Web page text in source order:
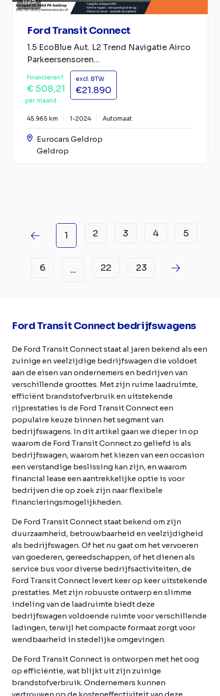
Ford Transit Connect
1.5 EcoBlue Aut. L2 Trend Navigatie Airco
Parkeersensoren...
Financieren?
€ 508,21
per maand
excl. BTW
€21.890
45.965 km 1-2024 Automaat
Eurocars Geldrop
Geldrop
1 2 3 4 5
6 ... 22 23
Ford Transit Connect bedrijfswagens
De Ford Transit Connect staat al jaren bekend als een
zuinige en veelzijdige bedrijfswagen die voldoet
aan de eisen van ondernemers en bedrijven van
verschillende groottes. Met zijn ruime laadruimte,
efficiënt brandstofverbruik en uitstekende
rijprestaties is de Ford Transit Connect een
populaire keuze binnen het segment van
bedrijfswagens. In dit artikel gaan we dieper in op
waarom de Ford Transit Connect zo geliefd is als
bedrijfswagen, waarom het kiezen van een occasion
een verstandige beslissing kan zijn, en waarom
financial lease een aantrekkelijke optie is voor
bedrijven die op zoek zijn naar flexibele
financieringsmogelijkheden.
De Ford Transit Connect staat bekend om zijn
duurzaamheid, betrouwbaarheid en veelzijdigheid
als bedrijfswagen. Of het nu gaat om het vervoeren
van goederen, gereedschappen, of het dienen als
service bus voor diverse bedrijfsactiviteiten, de
Ford Transit Connect levert keer op keer uitstekende
prestaties. Met zijn robuuste ontwerp en slimme
indeling van de laadruimte biedt deze
bedrijfswagen voldoende ruimte voor verschillende
ladingen, terwijl het compacte formaat zorgt voor
wendbaarheid in stedelijke omgevingen.
De Ford Transit Connect is ontworpen met het oog
op efficiëntie, wat blijkt uit zijn zuinige
brandstofverbruik. Ondernemers kunnen
vertrouwen op de kosteneffectiviteit van deze